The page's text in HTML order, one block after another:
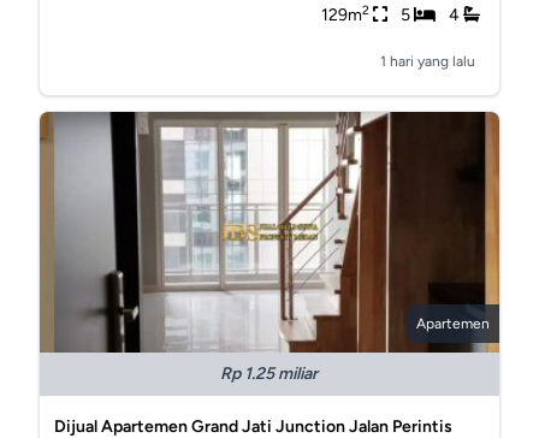
129m2 5 4
1 hari yang lalu
Apartemen
Rp 1.25 miliar
Dijual Apartemen Grand Jati Junction Jalan Perintis